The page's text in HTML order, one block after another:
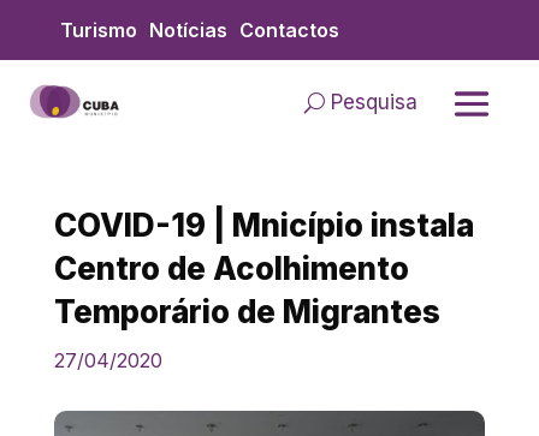
content
Turismo Notícias Contactos
Pesquisa
COVID-19 | Mnicípio instala
Centro de Acolhimento
Temporário de Migrantes
27/04/2020